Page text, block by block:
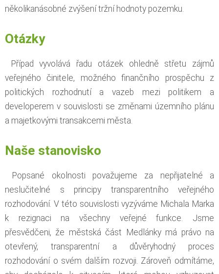
několikanásobné zvýšení tržní hodnoty pozemku.
Otázky
Případ vyvolává řadu otázek ohledně střetu zájmů
veřejného činitele, možného finančního prospěchu z
politických rozhodnutí a vazeb mezi politikem a
developerem v souvislosti se změnami územního plánu
a majetkovými transakcemi města.
Naše stanovisko
Popsané okolnosti považujeme za nepřijatelné a
neslučitelné s principy transparentního veřejného
rozhodování. V této souvislosti vyzýváme Michala Marka
k rezignaci na všechny veřejné funkce. Jsme
přesvědčeni, že městská část Medlánky má právo na
otevřený, transparentní a důvěryhodný proces
rozhodování o svém dalším rozvoji. Zároveň odmítáme,